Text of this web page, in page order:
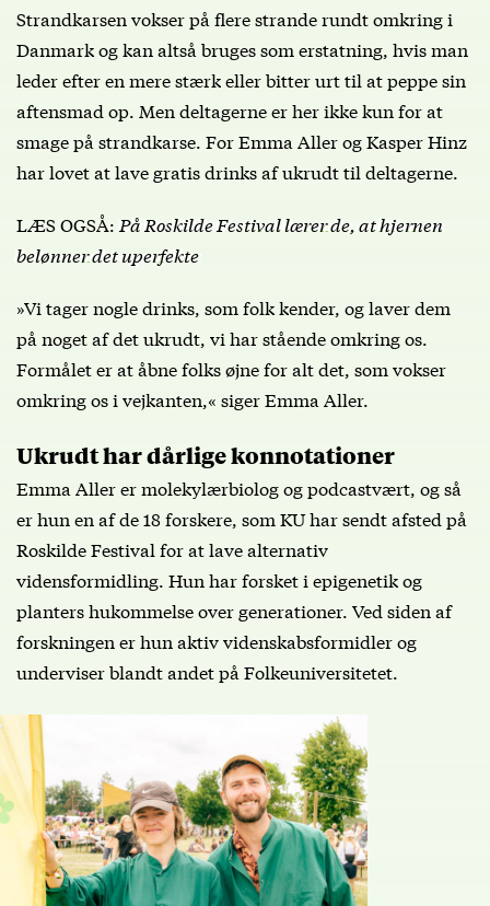
Strandkarsen vokser på flere strande rundt omkring i
Danmark og kan altså bruges som erstatning, hvis man
leder efter en mere stærk eller bitter urt til at peppe sin
aftensmad op. Men deltagerne er her ikke kun for at
smage på strandkarse. For Emma Aller og Kasper Hinz
har lovet at lave gratis drinks af ukrudt til deltagerne.
LÆS OGSÅ: På Roskilde Festival lærer de, at hjernen
belønner det uperfekte
»Vi tager nogle drinks, som folk kender, og laver dem
på noget af det ukrudt, vi har stående omkring os.
Formålet er at åbne folks øjne for alt det, som vokser
omkring os i vejkanten,« siger Emma Aller.
Ukrudt har dårlige konnotationer
Emma Aller er molekylærbiolog og podcastvært, og så
er hun en af de 18 forskere, som KU har sendt afsted på
Roskilde Festival for at lave alternativ
vidensformidling. Hun har forsket i epigenetik og
planters hukommelse over generationer. Ved siden af
forskningen er hun aktiv videnskabsformidler og
underviser blandt andet på Folkeuniversitetet.